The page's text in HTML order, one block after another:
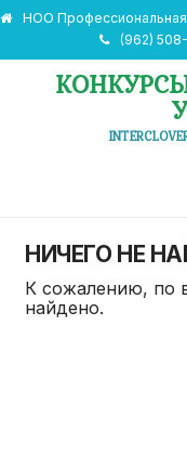
НОО
(962)
НИЧЕГО НЕ
К сожалению, по
найдено.